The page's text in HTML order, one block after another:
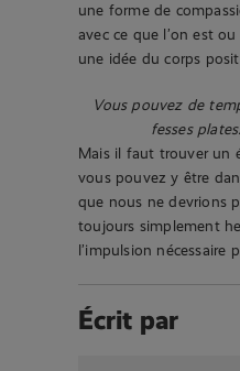
une forme de
avec ce que l’on est
une idée du corps
Vous pouvez de
fesses
Mais il faut trouver un
vous pouvez y être
que nous ne devrions
toujours simplement
l’impulsion
Écrit par